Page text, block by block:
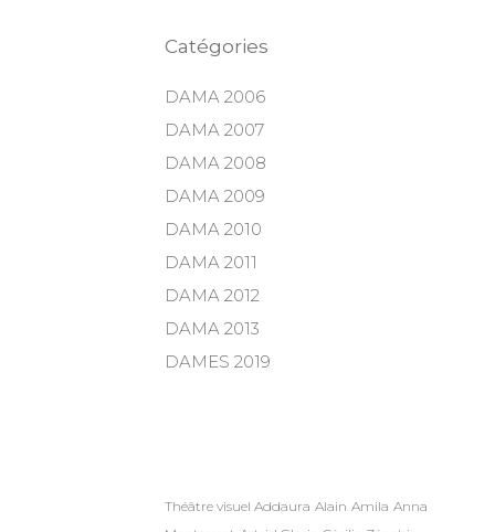
Catégories
DAMA 2006
DAMA 2007
DAMA 2008
DAMA 2009
DAMA 2010
DAMA 2011
DAMA 2012
DAMA 2013
DAMES 2019
Théâtre visuel Addaura Alain Amila Anna